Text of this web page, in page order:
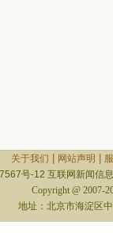
关于我们 网站声明
号-12 互联网新闻信
Copyright @ 2007-
地址：北京市海淀区